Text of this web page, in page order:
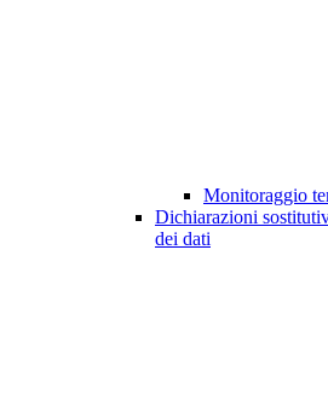
Monitoraggio
Dichiarazioni
dei dati